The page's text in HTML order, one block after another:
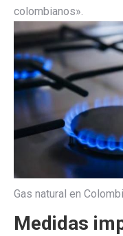
colombianos».
Gas natural en
Medidas